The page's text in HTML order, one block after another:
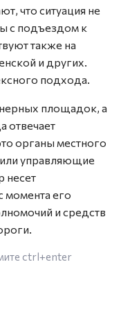
что ситуация не
с подъездом к
также на
и других.
подхода.
площадок, а
отвечает
органы местного
управляющие
несет
момента его
и средств
ctrl+enter